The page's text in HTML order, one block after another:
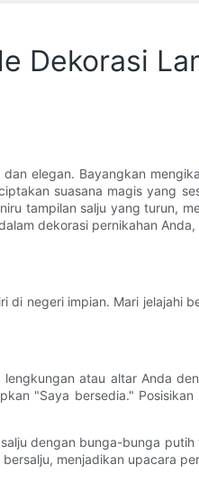
Dekorasi
elegan. Bayangkan
suasana magis yang
tampilan salju yang turun,
dekorasi pernikahan
negeri impian. Mari jelajahi
atau altar Anda
"Saya bersedia."
dengan bunga-bunga
menjadikan upacara